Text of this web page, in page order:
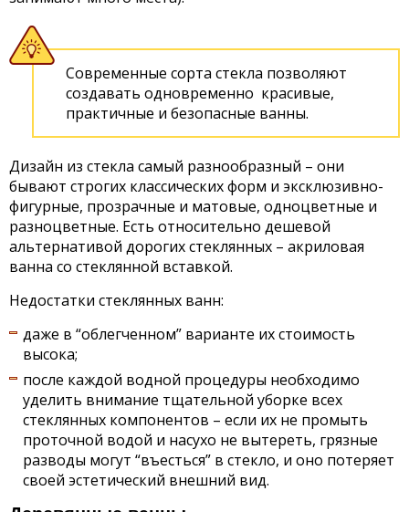
Современные сорта стекла позволяют
создавать одновременно красивые,
практичные и безопасные ванны.
Дизайн из стекла самый разнообразный – они
бывают строгих классических форм и эксклюзивно-
фигурные, прозрачные и матовые, одноцветные и
разноцветные. Есть относительно дешевой
альтернативой дорогих стеклянных – акриловая
ванна со стеклянной вставкой.
Недостатки стеклянных ванн:
даже в “облегченном” варианте их стоимость
высока;
после каждой водной процедуры необходимо
уделить внимание тщательной уборке всех
стеклянных компонентов – если их не промыть
проточной водой и насухо не вытереть, грязные
разводы могут “въесться” в стекло, и оно потеряет
своей эстетический внешний вид.